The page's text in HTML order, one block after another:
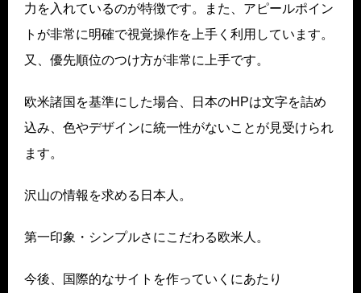
力を入れているのが特徴です。また、アピールポイン
トが非常に明確で視覚操作を上手く利用しています。
又、優先順位のつけ方が非常に上手です。
欧米諸国を基準にした場合、日本のHPは文字を詰め
込み、色やデザインに統一性がないことが見受けられ
ます。
沢山の情報を求める日本人。
第一印象・シンプルさにこだわる欧米人。
今後、国際的なサイトを作っていくにあたり